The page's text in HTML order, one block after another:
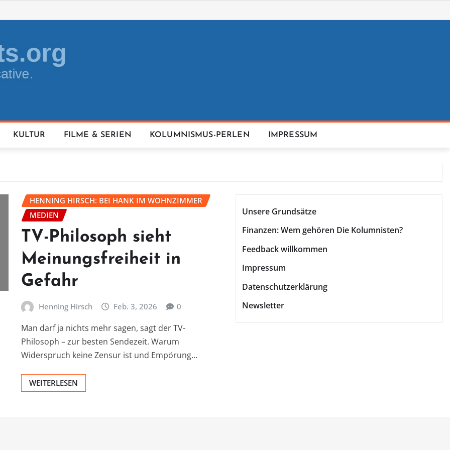
KULTUR FILME & SERIEN KOLUMNISMUS-PERLEN IMPRESSUM
HENNING HIRSCH: BEI HANK IM WOHNZIMMER
MEDIEN
TV-Philosoph sieht
Meinungsfreiheit in
Gefahr
Henning Hirsch Feb. 3, 2026 0
Man darf ja nichts mehr sagen, sagt der TV-
Philosoph – zur besten Sendezeit. Warum
Widerspruch keine Zensur ist und Empörung…
WEITERLESEN
Unsere Grundsätze
Finanzen: Wem gehören Die Kolumnisten?
Feedback willkommen
Impressum
Datenschutzerklärung
Newsletter